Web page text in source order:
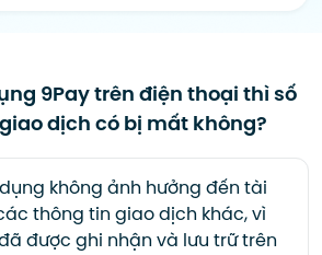
9Pay trên điện thoại thì số
dịch có bị mất không?
không ảnh hưởng đến tài
thông tin giao dịch khác, vì
được ghi nhận và lưu trữ trên